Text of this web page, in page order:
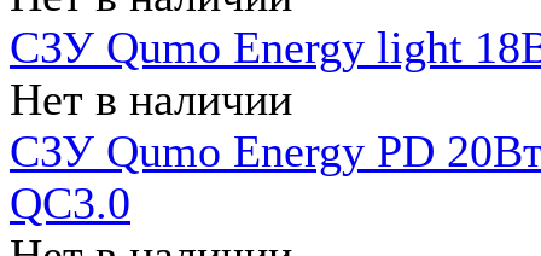
СЗУ Qumo Energy light
Нет в наличии
СЗУ Qumo Energy PD
QC3.0